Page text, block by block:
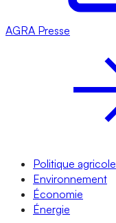
AGRA Presse
Politique agricole
Environnement
Économie
Énergie